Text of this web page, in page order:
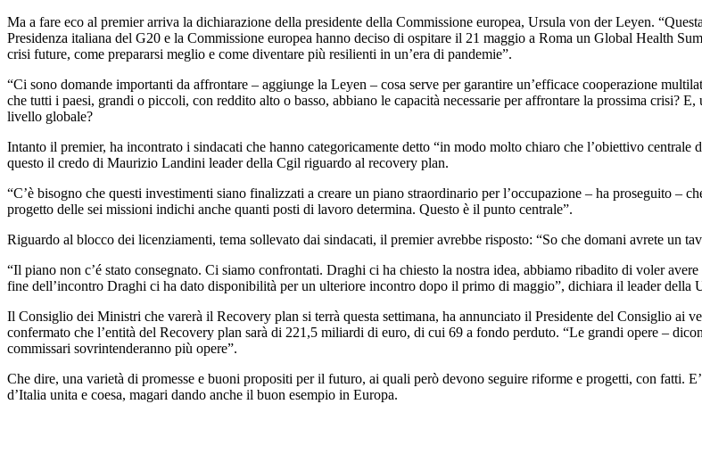
Ma a fare eco al premier arriva la dichiarazione della presidente della Commissione europea, Ursula von der Leyen.
Presidenza italiana del G20 e la Commissione europea hanno deciso di ospitare il 21 maggio a Roma un Global Health
crisi future, come prepararsi meglio e come diventare più resilienti in un’era di pandemie”.
“Ci sono domande importanti da affrontare – aggiunge la Leyen – cosa serve per garantire un’efficace cooperazione
che tutti i paesi, grandi o piccoli, con reddito alto o basso, abbiano le capacità necessarie per affrontare la prossima crisi?
livello globale?
Intanto il premier, ha incontrato i sindacati che hanno categoricamente detto “in modo molto chiaro che l’obiettivo
questo il credo di Maurizio Landini leader della Cgil riguardo al recovery plan.
“C’è bisogno che questi investimenti siano finalizzati a creare un piano straordinario per l’occupazione – ha proseguito –
progetto delle sei missioni indichi anche quanti posti di lavoro determina. Questo è il punto centrale”.
Riguardo al blocco dei licenziamenti, tema sollevato dai sindacati, il premier avrebbe risposto: “So che domani avrete un
“Il piano non c’é stato consegnato. Ci siamo confrontati. Draghi ci ha chiesto la nostra idea, abbiamo ribadito di voler
fine dell’incontro Draghi ci ha dato disponibilità per un ulteriore incontro dopo il primo di maggio”, dichiara il leader
Il Consiglio dei Ministri che varerà il Recovery plan si terrà questa settimana, ha annunciato il Presidente del Consiglio
confermato che l’entità del Recovery plan sarà di 221,5 miliardi di euro, di cui 69 a fondo perduto. “Le grandi opere –
commissari sovrintenderanno più opere”.
Che dire, una varietà di promesse e buoni propositi per il futuro, ai quali però devono seguire riforme e progetti, con fatti.
d’Italia unita e coesa, magari dando anche il buon esempio in Europa.